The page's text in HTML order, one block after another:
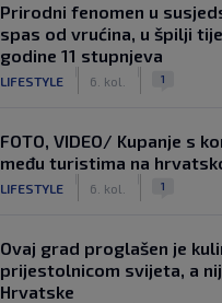
Prirodni fenomen u
spas od vrućina, u špilji
godine 11 stupnjeva
LIFESTYLE 6. kol. 1
FOTO, VIDEO/ Kupanje s
među turistima na
LIFESTYLE 6. kol. 1
Ovaj grad proglašen je
prijestolnicom svijeta, a
Hrvatske